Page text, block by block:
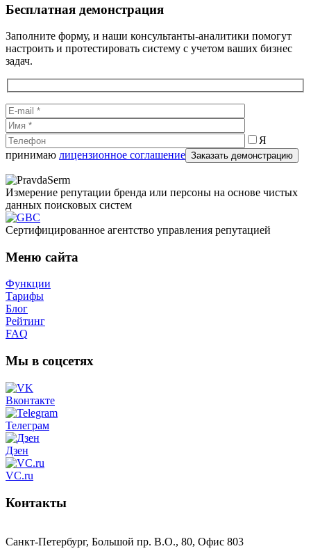
Бесплатная демонстрация
Заполните форму, и наши консультанты-аналитики помогут
настроить и протестировать систему с учетом ваших бизнес
задач.
Я
принимаю лицензионное соглашение
Измерение репутации бренда или персоны на основе чистых
данных поисковых систем
Cертифицированное агентство управления репутацией
Меню сайта
Функции
Тарифы
Блог
Рейтинг
FAQ
Мы в соцсетях
Вконтакте
Телеграм
Дзен
VC.ru
Контакты
Санкт-Петербург, Большой пр. В.О., 80, Офис 803